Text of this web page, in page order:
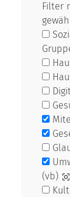
Filter
(vb)